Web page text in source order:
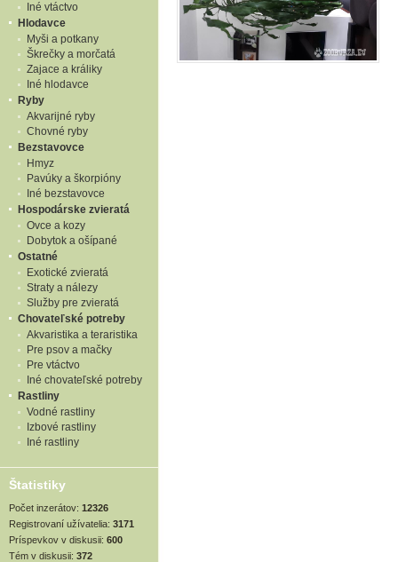
Iné vtáctvo
Hlodavce
Myši a potkany
Škrečky a morčatá
Zajace a králiky
Iné hlodavce
Ryby
Akvarijné ryby
Chovné ryby
Bezstavovce
Hmyz
Pavúky a škorpióny
Iné bezstavovce
Hospodárske zvieratá
Ovce a kozy
Dobytok a ošípané
Ostatné
Exotické zvieratá
Straty a nálezy
Služby pre zvieratá
Chovateľské potreby
Akvaristika a teraristika
Pre psov a mačky
Pre vtáctvo
Iné chovateľské potreby
Rastliny
Vodné rastliny
Izbové rastliny
Iné rastliny
Štatistiky
Počet inzerátov: 12326
Registrovaní užívatelia: 3171
Príspevkov v diskusii: 600
Tém v diskusii: 372